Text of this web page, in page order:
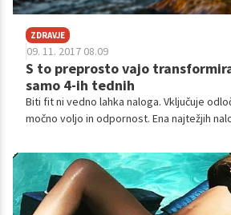
ZDRAVJE
09. 11. 2017 08.09
S to preprosto vajo
samo 4-ih tednih
Biti fit ni vedno lahka naloga. Vključuje
močno voljo in odpornost. Ena najtežjih
tudi odločitev, da bomo sploh začeli. Če
vam predstavljamo vajo, ki vam bo
telesa in vam telo okrepila že v 4-ih tednih.